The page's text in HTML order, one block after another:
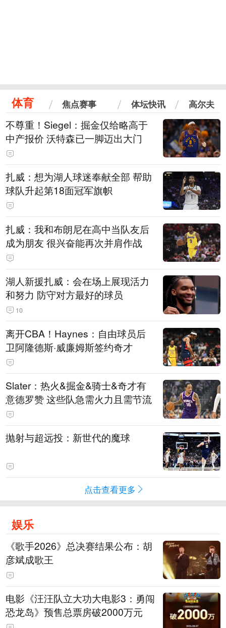
体育 焦点赛事 体坛快讯 高尔夫
不尊重！Siegel：掘金仅给略高于
中产报价 沃特森已一脚迈出大门
扎威：想为湖人球迷奉献全部 帮助
球队升起第18面冠军旗帜
扎威：我和布朗尼在高中当队友后
成为朋友 很兴奋能再次并肩作战
湖人新援扎威：会在场上展现活力
和努力 防守对方最好的球员
10
离开CBA！Haynes：自由球员后
卫阿隆德斯·威廉姆斯签约奇才
Slater：热火&掘金&骑士&奇才有
意德罗赞 这些队急需火力且需节流
抛射与超远投：新世代的魔球
点击查看更多
娱乐
《歌手2026》总决赛结果公布：胡
彦斌成歌王
电影《汪汪队立大功大电影3：勇闯
恐龙岛》预售总票房破2000万元